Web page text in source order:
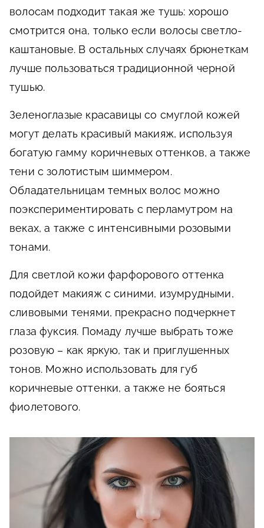
волосам подходит такая же тушь: хорошо
смотрится она, только если волосы светло-
каштановые. В остальных случаях брюнеткам
лучше пользоваться традиционной черной
тушью.
Зеленоглазые красавицы со смуглой кожей
могут делать красивый макияж, используя
богатую гамму коричневых оттенков, а также
тени с золотистым шиммером.
Обладательницам темных волос можно
поэкспериментировать с перламутром на
веках, а также с интенсивными розовыми
тонами.
Для светлой кожи фарфорового оттенка
подойдет макияж с синими, изумрудными,
сливовыми тенями, прекрасно подчеркнет
глаза фуксия. Помаду лучше выбрать тоже
розовую – как яркую, так и приглушенных
тонов. Можно использовать для губ
коричневые оттенки, а также не бояться
фиолетового.